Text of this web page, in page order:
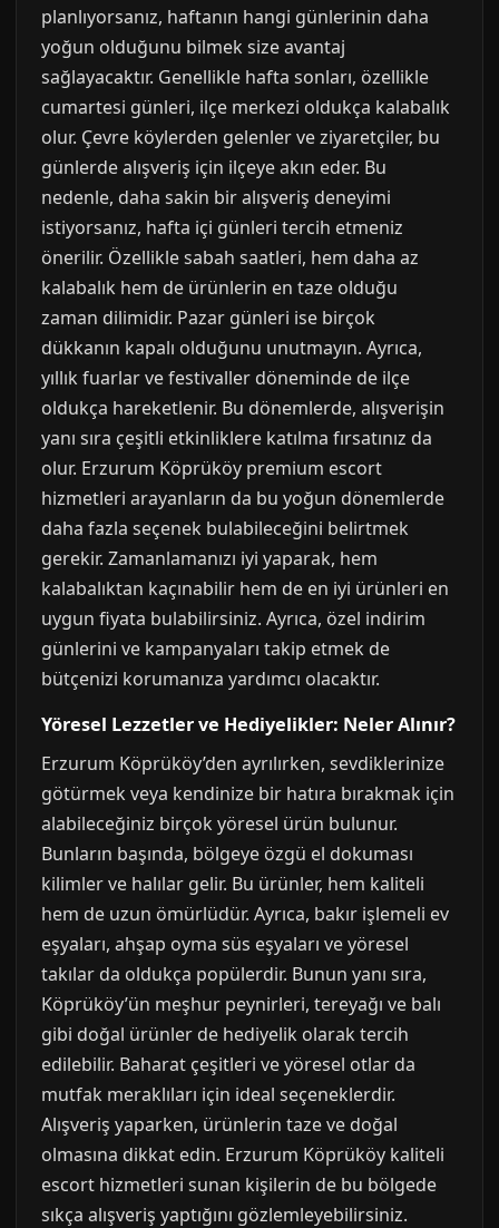
planlıyorsanız, haftanın hangi günlerinin daha
yoğun olduğunu bilmek size avantaj
sağlayacaktır. Genellikle hafta sonları, özellikle
cumartesi günleri, ilçe merkezi oldukça kalabalık
olur. Çevre köylerden gelenler ve ziyaretçiler, bu
günlerde alışveriş için ilçeye akın eder. Bu
nedenle, daha sakin bir alışveriş deneyimi
istiyorsanız, hafta içi günleri tercih etmeniz
önerilir. Özellikle sabah saatleri, hem daha az
kalabalık hem de ürünlerin en taze olduğu
zaman dilimidir. Pazar günleri ise birçok
dükkanın kapalı olduğunu unutmayın. Ayrıca,
yıllık fuarlar ve festivaller döneminde de ilçe
oldukça hareketlenir. Bu dönemlerde, alışverişin
yanı sıra çeşitli etkinliklere katılma fırsatınız da
olur. Erzurum Köprüköy premium escort
hizmetleri arayanların da bu yoğun dönemlerde
daha fazla seçenek bulabileceğini belirtmek
gerekir. Zamanlamanızı iyi yaparak, hem
kalabalıktan kaçınabilir hem de en iyi ürünleri en
uygun fiyata bulabilirsiniz. Ayrıca, özel indirim
günlerini ve kampanyaları takip etmek de
bütçenizi korumanıza yardımcı olacaktır.
Yöresel Lezzetler ve Hediyelikler: Neler Alınır?
Erzurum Köprüköy’den ayrılırken, sevdiklerinize
götürmek veya kendinize bir hatıra bırakmak için
alabileceğiniz birçok yöresel ürün bulunur.
Bunların başında, bölgeye özgü el dokuması
kilimler ve halılar gelir. Bu ürünler, hem kaliteli
hem de uzun ömürlüdür. Ayrıca, bakır işlemeli ev
eşyaları, ahşap oyma süs eşyaları ve yöresel
takılar da oldukça popülerdir. Bunun yanı sıra,
Köprüköy’ün meşhur peynirleri, tereyağı ve balı
gibi doğal ürünler de hediyelik olarak tercih
edilebilir. Baharat çeşitleri ve yöresel otlar da
mutfak meraklıları için ideal seçeneklerdir.
Alışveriş yaparken, ürünlerin taze ve doğal
olmasına dikkat edin. Erzurum Köprüköy kaliteli
escort hizmetleri sunan kişilerin de bu bölgede
sıkça alışveriş yaptığını gözlemleyebilirsiniz.